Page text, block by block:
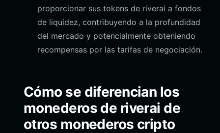
proporcionar sus tokens de riverai a fondos
de liquidez, contribuyendo a la profundidad
del mercado y potencialmente obteniendo
recompensas por las tarifas de negociación.
Cómo se diferencian los
monederos de riverai de
otros monederos cripto